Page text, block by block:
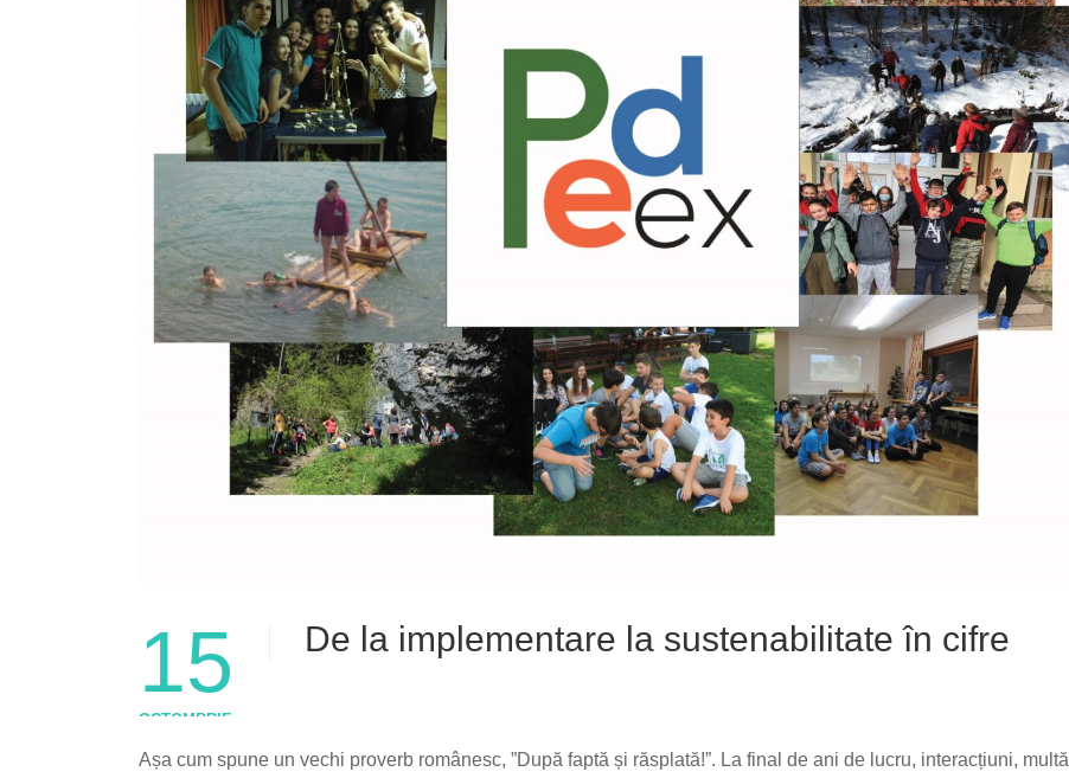
15
OCTOMBRIE
De la implementare la sustenabilitate în cifre
Așa cum spune un vechi proverb românesc, ”După faptă și răsplată!”. La final de ani de lucru, interacțiuni, multă